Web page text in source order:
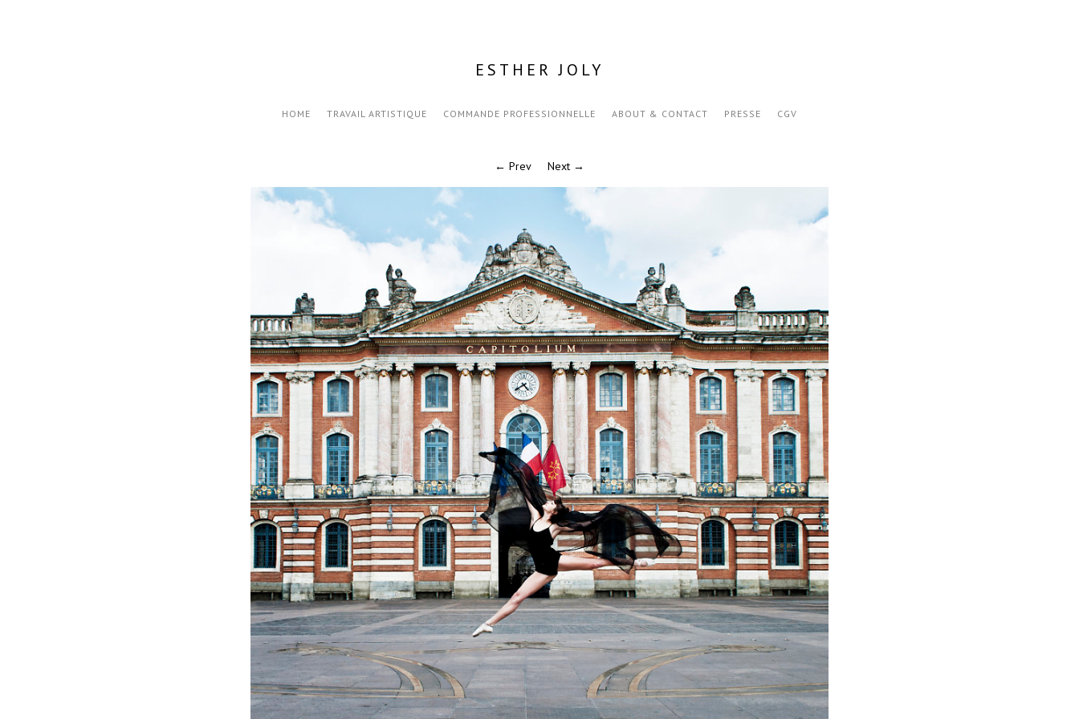
ESTHER JOLY
HOME TRAVAIL ARTISTIQUE COMMANDE PROFESSIONNELLE ABOUT & CONTACT PRESSE CGV
← Prev Next →